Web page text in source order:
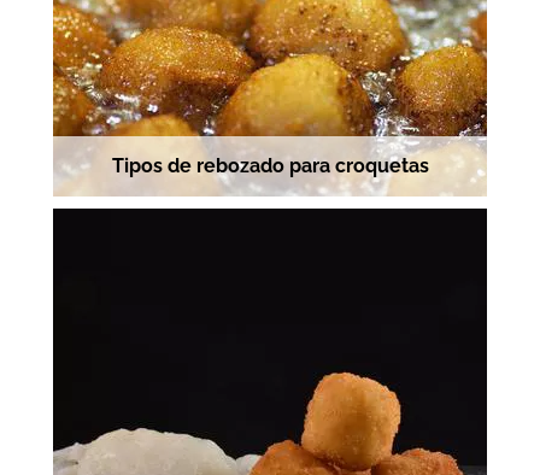
Tipos de rebozado para croquetas